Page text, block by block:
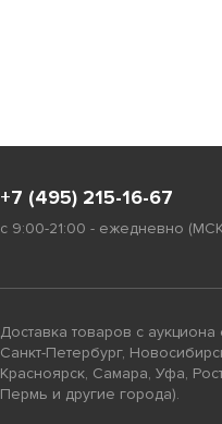
+7 (495) 215-16-67
с 9:00-21:00 - ежедневно
Доставка товаров с
Санкт-Петербург,
Красноярск, Самара, Уфа,
Пермь и другие города).